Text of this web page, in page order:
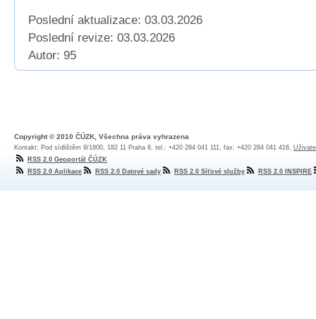
Poslední aktualizace: 03.03.2026
Poslední revize: 03.03.2026
Autor: 95
Copyright © 2010 ČÚZK, Všechna práva vyhrazena
Kontakt: Pod sídlištěm 9/1800, 182 11 Praha 8, tel.: +420 284 041 111, fax: +420 284 041 416,
RSS 2.0 Geoportál ČÚZK
RSS 2.0 Aplikace
RSS 2.0 Datové sady RSS 2.0 Síťové služby RSS 2.0 INSPIRE